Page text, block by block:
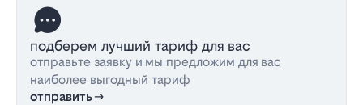
подберем лучший тариф для вас
отправьте заявку и мы предложим для вас
наиболее выгодный тариф
отправить